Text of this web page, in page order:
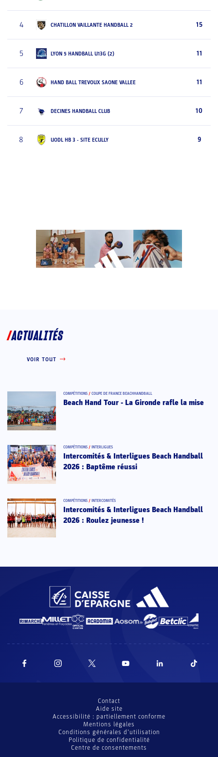
4 CHATILLON VAILLANTE HANDBALL 2 15
5 LYON 5 HANDBALL U13G (2) 11
6 HAND BALL TREVOUX SAONE VALLEE 11
7 DECINES HANDBALL CLUB 10
8 UODL HB 3 - SITE ECULLY 9
ACTUALITÉS
VOIR TOUT
COMPÉTITIONS / COUPE DE FRANCE BEACHHANDBALL
Beach Hand Tour - La Gironde rafle la mise
COMPÉTITIONS / INTERLIGUES
Intercomités & Interligues Beach Handball
2026 : Baptême réussi
COMPÉTITIONS / INTERCOMITÉS
Intercomités & Interligues Beach Handball
2026 : Roulez jeunesse !
Contact
Aide site
Accessibilité : partiellement conforme
Mentions légales
Conditions générales d’utilisation
Politique de confidentialité
Centre de consentements